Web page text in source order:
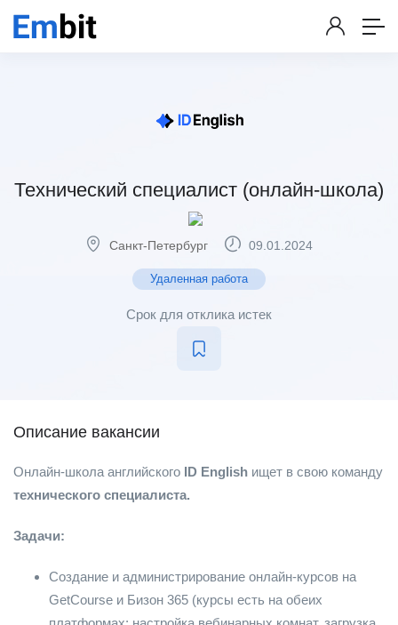
Технический специалист (онлайн-школа)
Санкт-Петербург 09.01.2024
Удаленная работа
Срок для отклика истек
Описание вакансии
Онлайн-школа английского ID English ищет в свою команду
технического специалиста.
Задачи:
Создание и администрирование онлайн-курсов на
GetCourse и Бизон 365 (курсы есть на обеих